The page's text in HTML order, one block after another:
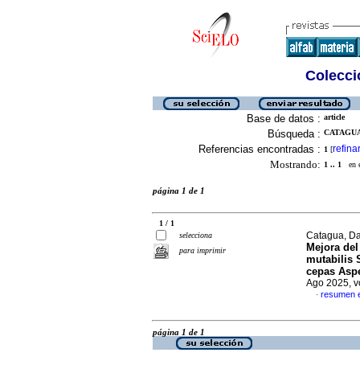
Base de datos : article
Búsqueda :
Referencias encontradas : 1 [refinar
Mostrando: 1 .. 1 en
página 1 de 1
1 / 1
selecciona
para imprimir
Catagua,
Mejora
mutabilis
cepas
Ago 2025,
· resumen
página 1 de 1